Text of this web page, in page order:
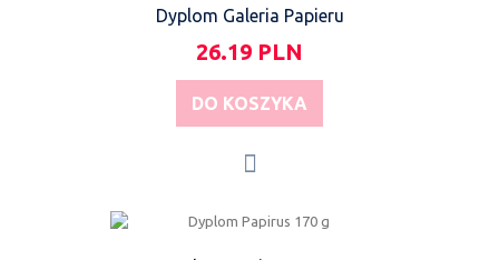
Dyplom Galeria Papieru
26.19 PLN
DO KOSZYKA